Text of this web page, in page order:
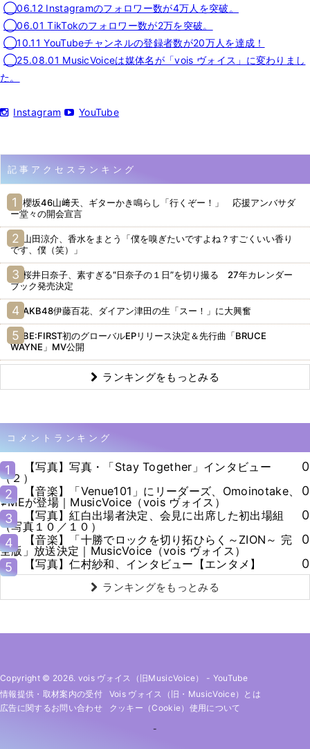
◯06.12 Instagramのフォロワー数が4万人を突破。
◯06.01 TikTokのフォロワー数が2万を突破。
◯10.11 YouTubeチャンネルの登録者数が20万人を達成！
◯25.08.01 MusicVoiceは媒体名が「vois ヴォイス」に変わりまし
た。
Instagram YouTube
記事アクセスランキング
櫻坂46山﨑天、ギターかき鳴らし「行くぞー！」 応援アンバサダ
ー堂々の開会宣言
山田涼介、香水をまとう「僕を嗅ぎたいですよね？すごくいい香り
です、僕（笑）」
桜井日奈子、素すぎる“日奈子の１日”を切り撮る 27年カレンダー
ブック発売決定
AKB48伊藤百花、ダイアン津田の生「スー！」に大興奮
BE:FIRST初のグローバルEPリリース決定＆先行曲「BRUCE
WAYNE」MV公開
ランキングをもっとみる
コメントランキング
1
【写真】写真・「Stay Together」インタビュー
（２）
0
2
【音楽】「Venue101」にリーダーズ、Omoinotake、
≠MEが登場｜MusicVoice（vois ヴォイス）
0
3
【写真】紅白出場者決定、会見に出席した初出場組
（写真１０／１０）
0
4
【音楽】「十勝でロックを切り拓ひらく～ZION～ 完
全版」放送決定｜MusicVoice（vois ヴォイス）
0
5
【写真】仁村紗和、インタビュー【エンタメ】 0
ランキングをもっとみる
Copyright © 2026. vois ヴォイス（旧MusicVoice） - YouTube
情報提供・取材案内の受付
Vois ヴォイス（旧・MusicVoice）とは
広告に関するお問い合わせ
クッキー（cookie）使用について
-